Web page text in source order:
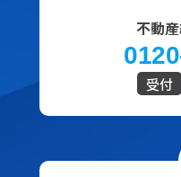
不動
受付